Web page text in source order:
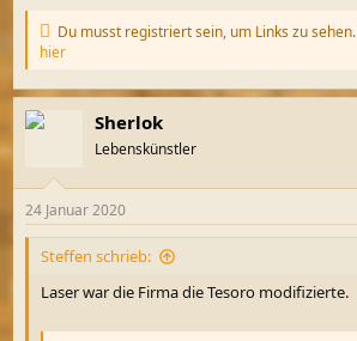
Du musst registriert sein, um Links zu sehen.
hier
Sherlok
Lebenskünstler
24 Januar 2020
Steffen schrieb:
Laser war die Firma die Tesoro modifizierte.